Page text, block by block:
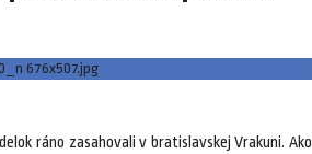
ráno zasahovali v bratislavskej Vrakuni. Ako